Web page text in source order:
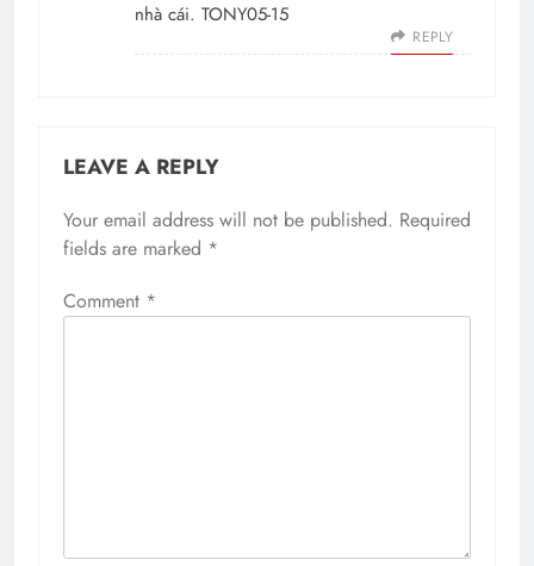
nhà cái. TONY05-15
REPLY
LEAVE A REPLY
Your email address will not be published. Required
fields are marked *
Comment *